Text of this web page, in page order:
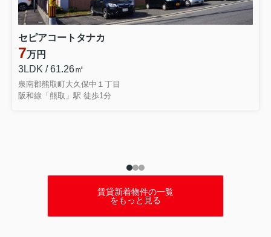
2026.08.02
第2回【イエサポ住まい支援コラム】
【イエサポ住まい支援コラム】第2回 住宅セーフティネ
ット制度とは？ 「住まいに困ったとき、誰が支えてくれ
議会様で行った講演をもとに、 「住まいを失ってからで
はなく、住まいを失う前に相談することが大切」 という
セピアコートタナカ
7万円
3LDK / 61.26㎡
泉南郡熊取町大久保中１丁目
阪和線「熊取」駅 徒歩1分
賃貸新着物件の一覧
をもっと見る